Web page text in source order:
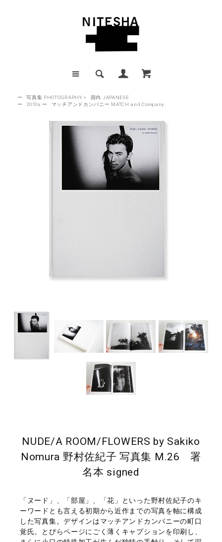
ー 写真集 PHOTOGRAPHY >
国内 JAPANESE
ー
2010s ー マッチアンドカンパニー MATCH and Company
NUDE/A ROOM/FLOWERS by Sakiko
Nomura 野村佐紀子 写真集 M.26 署
名本 signed
「ヌード」、「部屋」、「花」といった野村佐紀子のキ
ーワードとも言える初期から近作までの写真を軸に構成
した写真集。デザインはマッチアンドカンパニーの町口
覚氏。とびらページにごく薄くキャプションを印刷し、